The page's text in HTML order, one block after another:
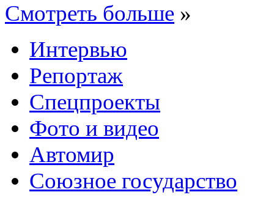
Смотреть больше »
Интервью
Репортаж
Спецпроекты
Фото и видео
Автомир
Союзное государство